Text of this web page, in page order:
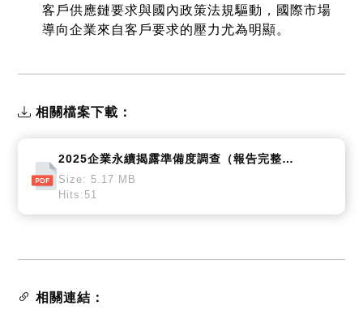
客戶供應鏈要求與國內政策法規驅動，國際市場
導向企業來自客戶要求的壓力尤為明顯。
相關檔案下載：
2025企業永續揭露準備度調查（報告完整檔案）
Size: 5.17 MB
Hits:51
相關連結：